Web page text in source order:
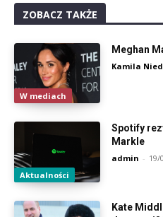
ZOBACZ TAKŻE
W mediach
Meghan
Kamila
Aktualności
Spotify
Markle
admin - 19/
Kate